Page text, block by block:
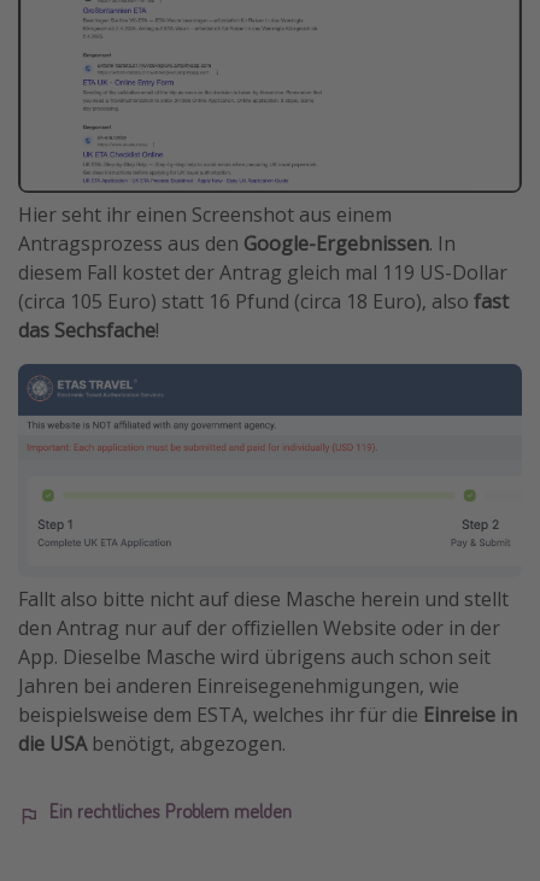
Hier seht ihr einen Screenshot aus einem
Antragsprozess aus den Google-Ergebnissen. In
diesem Fall kostet der Antrag gleich mal 119 US-Dollar
(circa 105 Euro) statt 16 Pfund (circa 18 Euro), also fast
das Sechsfache!
Fallt also bitte nicht auf diese Masche herein und stellt
den Antrag nur auf der offiziellen Website oder in der
App. Dieselbe Masche wird übrigens auch schon seit
Jahren bei anderen Einreisegenehmigungen, wie
beispielsweise dem ESTA, welches ihr für die Einreise in
die USAbenötigt, abgezogen.
Ein rechtliches Problem melden